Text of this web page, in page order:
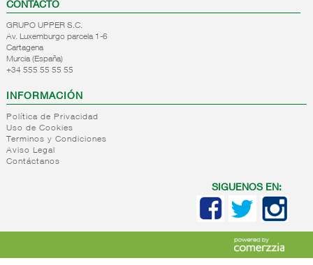
infantil
Papillas
Resto
alimentos
infantiles
infantil
Celulosa
infantil
Higiene
corporal
CONTACTO
GRUPO UPPER S.C.
Av. Luxemburgo parcela 1-6
Cartagena
Murcia (España)
+34 555 55 55 55
INFORMACIÓN
Política de Privacidad
Uso de Cookies
Terminos y Condiciones
Aviso Legal
Contáctanos
SIGUENOS EN: